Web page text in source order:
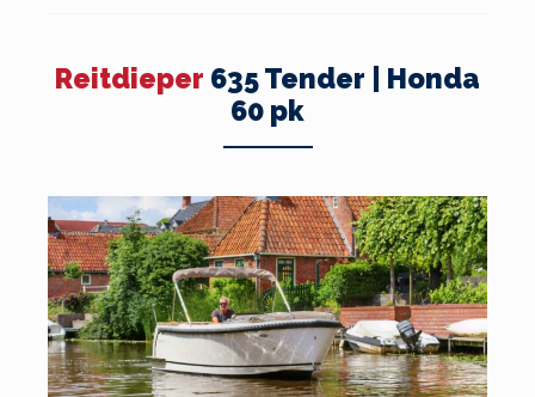
Reitdieper 635 Tender | Honda
60 pk